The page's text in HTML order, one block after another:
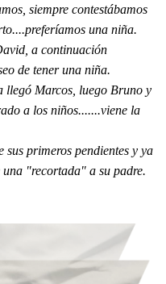
siempre contestábamos
una niña.
a continuación
de tener una niña.
llegó Marcos, luego Bruno y
a los niños.......viene la
primeros pendientes y ya
"recortada" a su padre.